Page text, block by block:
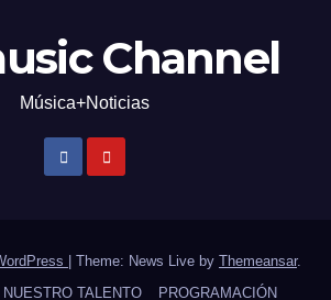
Channel
Música+Noticias
Theme: News Live by Themeansar.
NUESTRO TALENTO PROGRAMACIÓN